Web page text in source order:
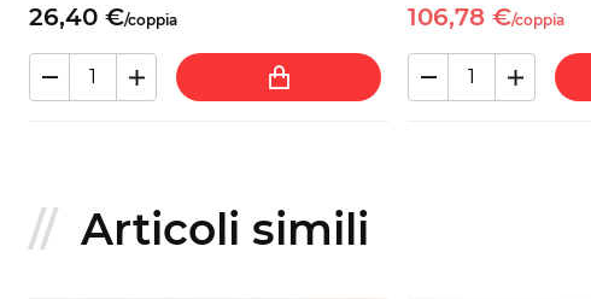
26,40 €/coppia 106,78 €/coppia
Articoli simili